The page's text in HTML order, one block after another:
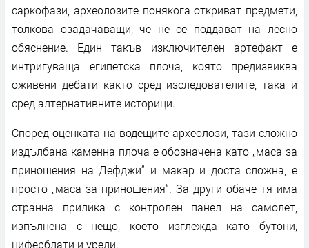
саркофази, археолозите понякога откриват предмети,
толкова озадачаващи, че не се поддават на лесно
обяснение. Един такъв изключителен артефакт е
интригуваща египетска плоча, която предизвиква
оживени дебати както сред изследователите, така и
сред алтернативните историци.
Според оценката на водещите археолози, тази сложно
издълбана каменна плоча е обозначена като „маса за
приношения на Дефджи“ и макар и доста сложна, е
просто „маса за приношения“. За други обаче тя има
странна прилика с контролен панел на самолет,
изпълнена с нещо, което изглежда като бутони,
циферблати и уреди.